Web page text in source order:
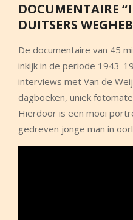
DOCUMENTAIRE
DUITSERS
De documentaire van 45
inkijk in de periode 1943-
interviews met Van de
dagboeken, uniek
Hierdoor is een mooi
gedreven jonge man in